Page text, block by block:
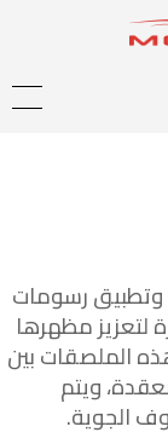
رسومات
لتعزيز مظهرها
الملصقات بين
ويتم
الجوية.